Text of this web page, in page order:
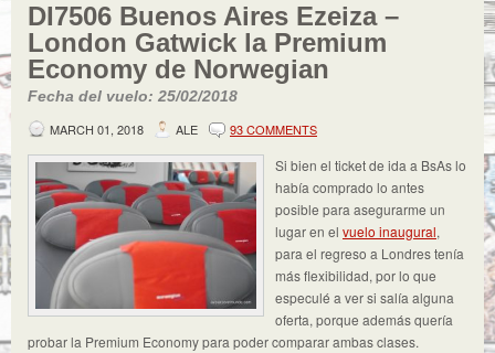
DI7506 Buenos Aires Ezeiza –
London Gatwick la Premium
Economy de Norwegian
Fecha del vuelo: 25/02/2018
MARCH 01, 2018
ALE 93 COMMENTS
Si bien el ticket de ida a BsAs lo
había comprado lo antes
posible para asegurarme un
lugar en el vuelo inaugural,
para el regreso a Londres tenía
más flexibilidad, por lo que
especulé a ver si salía alguna
oferta, porque además quería
probar la Premium Economy para poder comparar ambas clases.